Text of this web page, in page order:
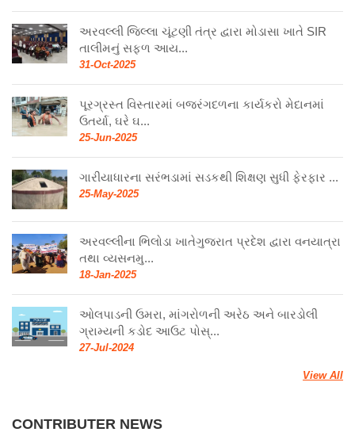
અરવલ્લી જિલ્લા ચૂંટણી તંત્ર દ્વારા મોડાસા ખાતે SIR
તાલીમનું સફળ આય...
31-Oct-2025
પૂરગ્રસ્ત વિસ્તારમાં બજરંગદળના કાર્યકરો મેદાનમાં
ઉતર્યા, ઘરે ઘ...
25-Jun-2025
ગારીયાધારના સરંભડામાં સડકથી શિક્ષણ સુધી ફેરફાર ...
25-May-2025
અરવલ્લીના ભિલોડા ખાતેગુજરાત પ્રદેશ દ્વારા વનયાત્રા
તથા વ્યસનમુ...
18-Jan-2025
ઓલપાડની ઉમરા, માંગરોળની અરેઠ અને બારડોલી
ગ્રામ્યની કડોદ આઉટ પોસ્...
27-Jul-2024
View All
CONTRIBUTER NEWS